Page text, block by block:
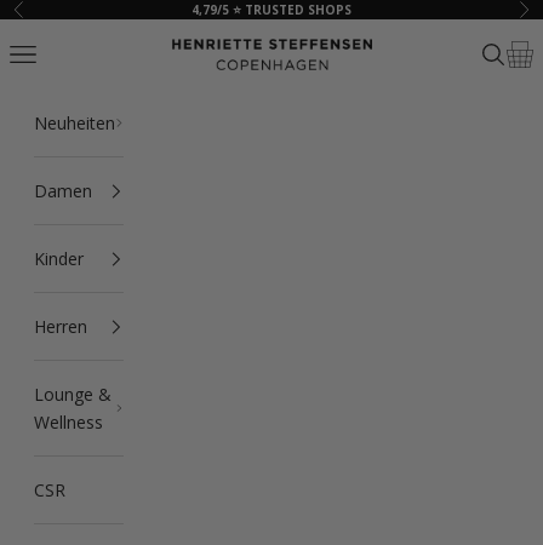
Zum Inhalt springen
Zurück 4,79/5 ⭐ TRUSTED SHOPS Vor
HSCPH
Navigationsmenü öffnen Suche
Neuheiten
Damen
Kinder
Herren
Lounge &
Wellness
CSR